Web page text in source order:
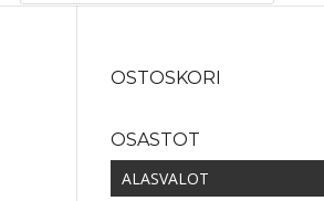
OSTOSKORI
OSASTOT
ALASVALOT